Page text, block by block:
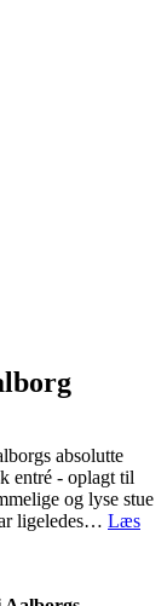
absolutte
entré - oplagt til
og lyse stue
ligeledes… Læs